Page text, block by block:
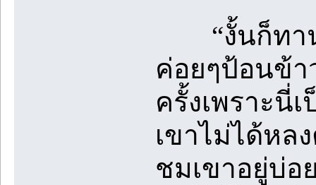
“งั้นก็ทาน
ค่อยๆป้อนข้
ครั้งเพราะนี่
เขาไม่ได้หล
ชมเขาอยู่บ่อ